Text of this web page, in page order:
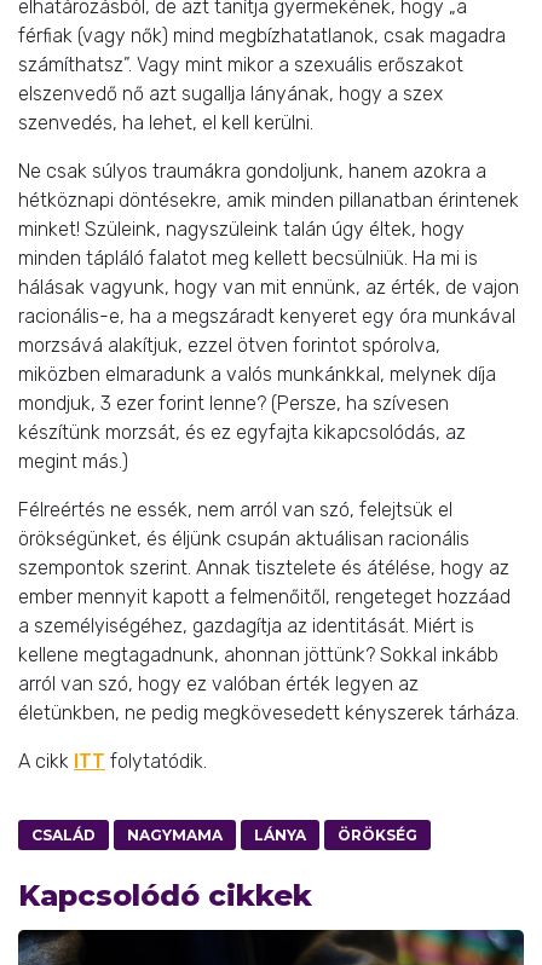
elhatározásból, de azt tanítja gyermekének, hogy „a
férfiak (vagy nők) mind megbízhatatlanok, csak magadra
számíthatsz”. Vagy mint mikor a szexuális erőszakot
elszenvedő nő azt sugallja lányának, hogy a szex
szenvedés, ha lehet, el kell kerülni.
Ne csak súlyos traumákra gondoljunk, hanem azokra a
hétköznapi döntésekre, amik minden pillanatban érintenek
minket! Szüleink, nagyszüleink talán úgy éltek, hogy
minden tápláló falatot meg kellett becsülniük. Ha mi is
hálásak vagyunk, hogy van mit ennünk, az érték, de vajon
racionális-e, ha a megszáradt kenyeret egy óra munkával
morzsává alakítjuk, ezzel ötven forintot spórolva,
miközben elmaradunk a valós munkánkkal, melynek díja
mondjuk, 3 ezer forint lenne? (Persze, ha szívesen
készítünk morzsát, és ez egyfajta kikapcsolódás, az
megint más.)
Félreértés ne essék, nem arról van szó, felejtsük el
örökségünket, és éljünk csupán aktuálisan racionális
szempontok szerint. Annak tisztelete és átélése, hogy az
ember mennyit kapott a felmenőitől, rengeteget hozzáad
a személyiségéhez, gazdagítja az identitását. Miért is
kellene megtagadnunk, ahonnan jöttünk? Sokkal inkább
arról van szó, hogy ez valóban érték legyen az
életünkben, ne pedig megkövesedett kényszerek tárháza.
A cikk ITT folytatódik.
CSALÁD NAGYMAMA LÁNYA ÖRÖKSÉG
Kapcsolódó cikkek